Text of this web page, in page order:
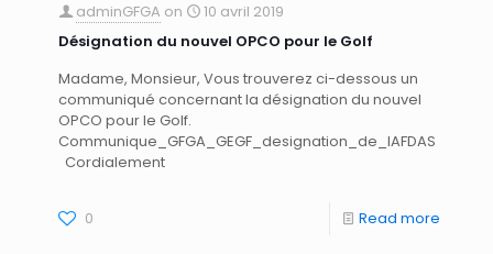
adminGFGA on
10 avril 2019
Désignation du nouvel OPCO pour le Golf
Madame, Monsieur, Vous trouverez ci-dessous un
communiqué concernant la désignation du nouvel
OPCO pour le Golf.
Communique_GFGA_GEGF_designation_de_lAFDAS
Cordialement
0 Read more